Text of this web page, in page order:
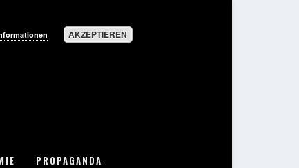
PROPAGANDA
AKZEPTIEREN